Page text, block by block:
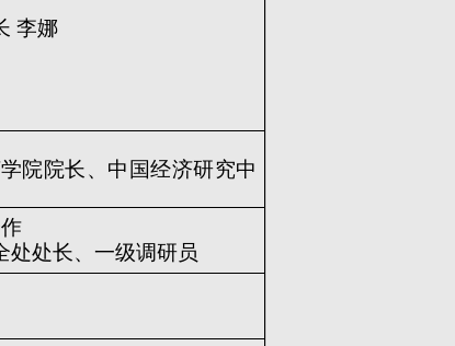
李娜
院院长、中国经济研究中
处长、一级调研员